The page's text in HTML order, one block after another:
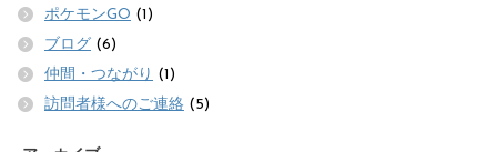
ポケモンGO (1)
ブログ (6)
仲間・つながり (1)
訪問者様へのご連絡 (5)